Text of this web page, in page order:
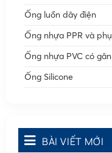
Ống luồn dây điện
Ống nhựa PPR và
Ống nhựa PVC có gân
Ống Silicone
Quạt dân dụng
BÀI VIẾT MỚI